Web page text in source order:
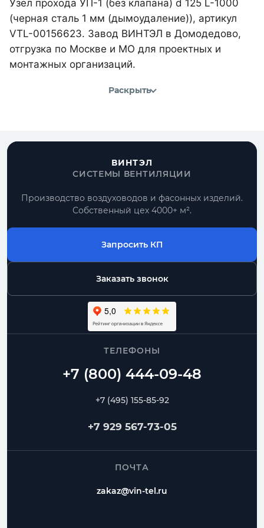
Узел прохода УП-1 (без клапана) d 125 L-1000
(черная сталь 1 мм (дымоудаление)), артикул
VTL-00156623. Завод ВИНТЭЛ в Домодедово,
отгрузка по Москве и МО для проектных и
монтажных организаций.
Раскрыть
ВИНТЭЛ
СИСТЕМЫ ВЕНТИЛЯЦИИ
Производство воздуховодов и фасонных изделий.
Собственный цех 4000+ м².
Запросить КП
Заказать звонок
ТЕЛЕФОНЫ
+7 (495) 155-85-92
+7 929 567-73-05
ПОЧТА
zakaz@vin-tel.ru